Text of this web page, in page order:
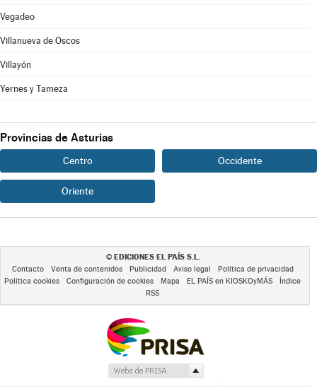
Vegadeo
Villanueva de Oscos
Villayón
Yernes y Tameza
Provincias de Asturias
Centro Occidente
Oriente
© EDICIONES EL PAÍS S.L.
Contacto Venta de contenidos Publicidad Aviso legal
Política de privacidad
Política cookies
Configuración de cookies Mapa EL PAÍS en KIOSKOyMÁS
Índice
RSS